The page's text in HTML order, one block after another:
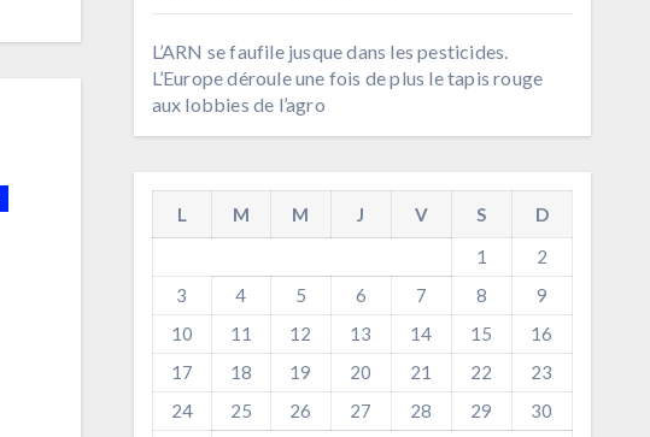
L’ARN se faufile jusque dans les pesticides.
L’Europe déroule une fois de plus le tapis rouge
aux lobbies de l’agro
L M M J V S
D
1
2
3
4 5 6 7 8
9
10
11 12 13 14 15
16
17
18 19 20 21 22
23
24
25 26 27 28 29
30